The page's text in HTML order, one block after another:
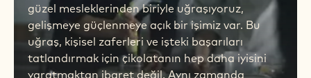
bırakmadığımız bir taahhüt.